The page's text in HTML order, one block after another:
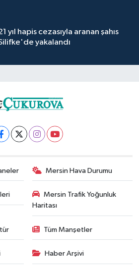
yıl hapis cezasıyla aranan şahıs
yakalandı
Mersin Hava Durumu
Mersin Trafik Yoğunluk
Haritası
Tüm Manşetler
Haber Arşivi